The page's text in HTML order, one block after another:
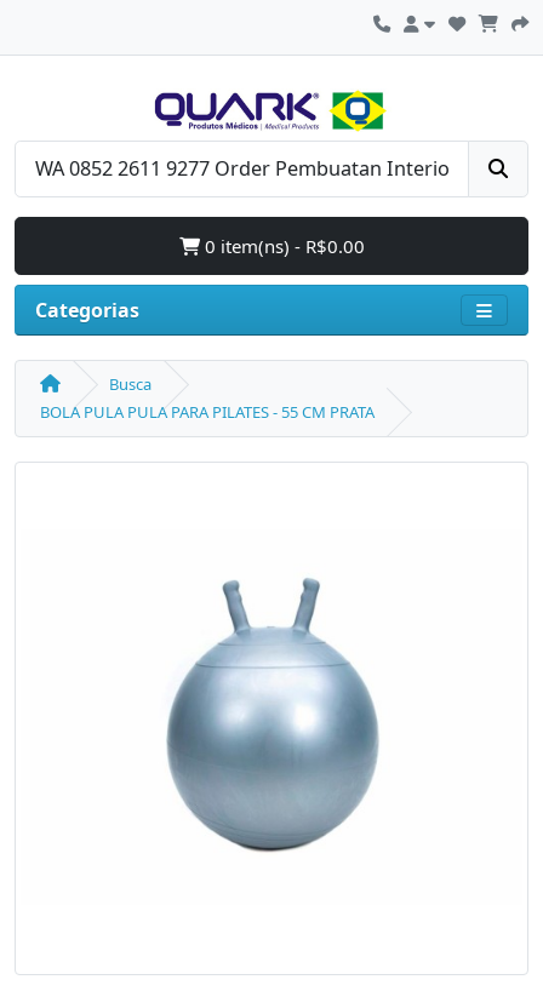
0 item(ns) - R$0.00
Categorias
Busca
BOLA PULA PULA PARA PILATES - 55 CM PRATA